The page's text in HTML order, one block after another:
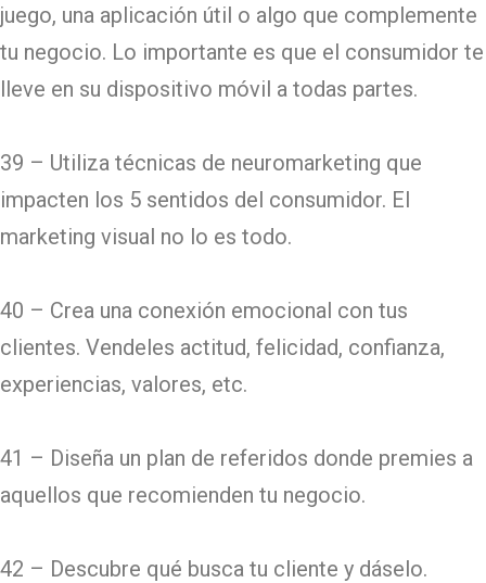
juego, una aplicación útil o algo que complemente
tu negocio. Lo importante es que el consumidor te
lleve en su dispositivo móvil a todas partes.
39 – Utiliza técnicas de neuromarketing que
impacten los 5 sentidos del consumidor. El
marketing visual no lo es todo.
40 – Crea una conexión emocional con tus
clientes. Vendeles actitud, felicidad, confianza,
experiencias, valores, etc.
41 – Diseña un plan de referidos donde premies a
aquellos que recomienden tu negocio.
42 – Descubre qué busca tu cliente y dáselo.